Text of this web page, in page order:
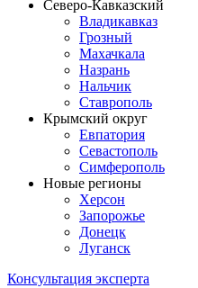
Северо-Кавказский
Владикавказ
Грозный
Махачкала
Назрань
Нальчик
Ставрополь
Крымский округ
Евпатория
Севастополь
Симферополь
Новые регионы
Херсон
Запорожье
Донецк
Луганск
Консультация эксперта